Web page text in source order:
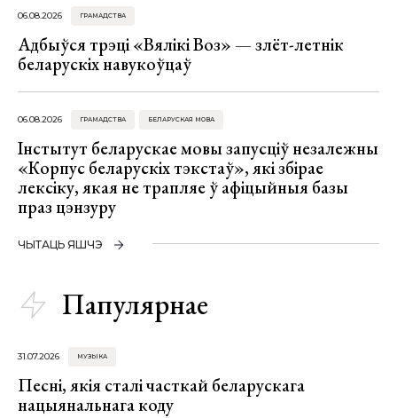
06.08.2026 ГРАМАДСТВА
Адбыўся трэці «Вялікі Воз» — злёт-летнік
беларускіх навукоўцаў
06.08.2026 ГРАМАДСТВА БЕЛАРУСКАЯ МОВА
Інстытут беларускае мовы запусціў незалежны
«Корпус беларускіх тэкстаў», які збірае
лексіку, якая не трапляе ў афіцыйныя базы
праз цэнзуру
ЧЫТАЦЬ ЯШЧЭ
Папулярнае
31.07.2026 МУЗЫКА
Песні, якія сталі часткай беларускага
нацыянальнага коду